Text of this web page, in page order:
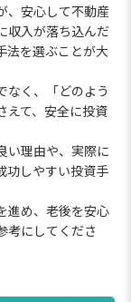
、安心して不動産
収入が落ち込んだ
法を選ぶことが大
なく、「どのよう
えて、安全に投資
い理由や、実際に
功しやすい投資手
進め、老後を安心
考にしてくださ